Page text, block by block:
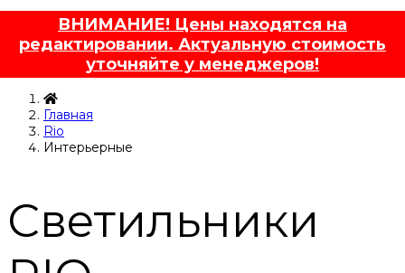
ВНИМАНИЕ! Цены находятся на
редактировании. Актуальную стоимость
уточняйте у менеджеров!
Главная
Rio
Интерьерные
Светильники